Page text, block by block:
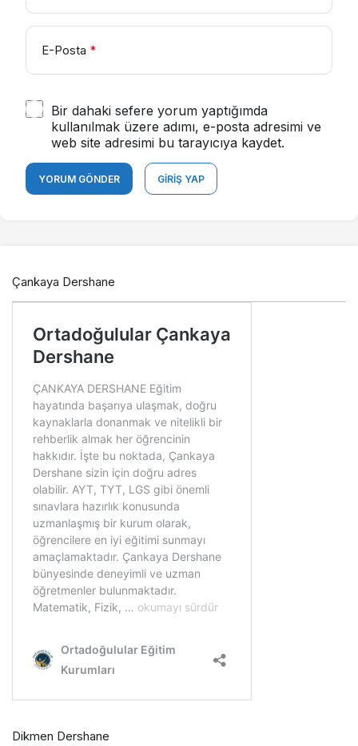
E-Posta *
Bir dahaki sefere yorum yaptığımda
kullanılmak üzere adımı, e-posta adresimi ve
web site adresimi bu tarayıcıya kaydet.
YORUM GÖNDER GIRIŞ YAP
Çankaya Dershane
Dikmen Dershane